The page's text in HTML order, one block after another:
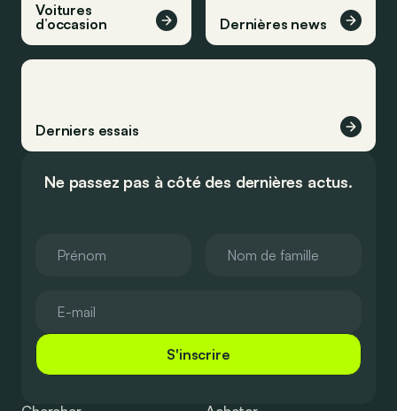
Voitures
d’occasion
Dernières news
Derniers essais
Ne passez pas à côté des dernières actus.
S'inscrire